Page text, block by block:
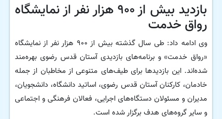
بازدید بیش از ۹۰۰ هزار نفر از نمایشگاه
رواق خدمت
وی ادامه داد: طی سال گذشته بیش از ۹۰۰ هزار نفر از نمایشگاه
«رواق خدمت» و برنامه‌های بازدیدی آستان قدس رضوی بهره‌مند
شده‌اند. این بازدیدها برای طیف‌های متنوعی از مخاطبان از جمله
خادمان، کارکنان آستان قدس رضوی، اساتید دانشگاه، دانشجویان،
مدیران و مسئولان دستگاه‌های اجرایی، فعالان فرهنگی و اجتماعی
و سایر گروه‌های هدف برگزار شده است.